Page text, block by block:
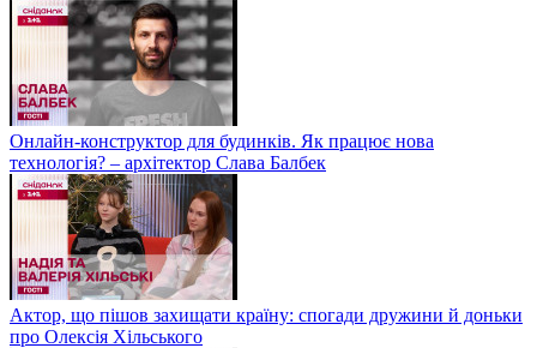
Онлайн-конструктор для будинків. Як працює нова
технологія? – архітектор Слава Балбек
Актор, що пішов захищати країну: спогади дружини й доньки
про Олексія Хільського